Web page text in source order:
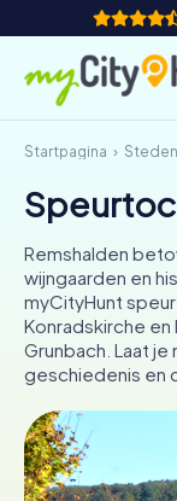
Hoe het werkt
Steden
Tours
Tickets
INT
ES
Startpagina Steden
Remshalden
wijngaarden en
myCityHunt
Konradskirche
Grunbach. Laat
geschiedenis en